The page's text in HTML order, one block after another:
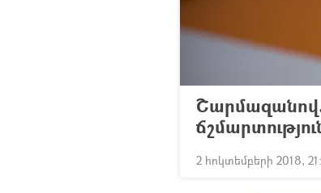
2 հոկտեմբերի 2018,